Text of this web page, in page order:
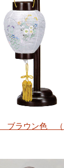
ブラウン色 （